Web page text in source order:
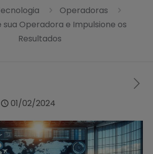
Operadoras
sua Operadora e Impulsione os
Resultados
01/02/2024